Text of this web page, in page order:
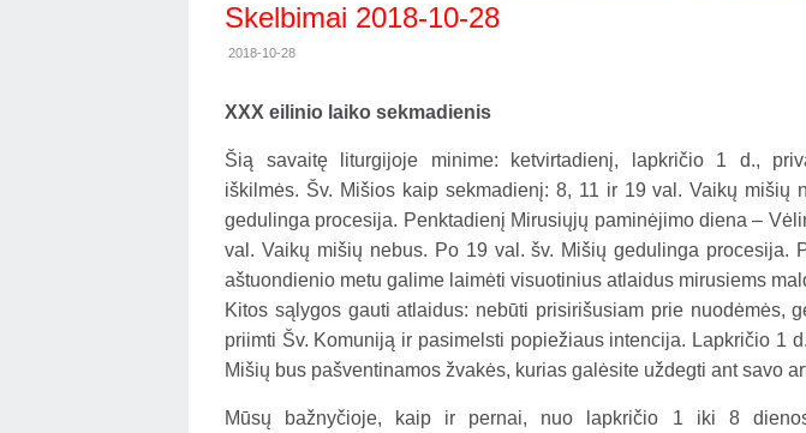
Skelbimai 2018-10-28
2018-10-28
XXX eilinio laiko sekmadienis
Šią savaitę liturgijoje minime: ketvirtadienį, lapkričio 1 d.,
iškilmės. Šv. Mišios kaip sekmadienį: 8, 11 ir 19 val. Vaikų mišių
gedulinga procesija. Penktadienį Mirusiųjų paminėjimo diena –
val. Vaikų mišių nebus. Po 19 val. šv. Mišių gedulinga procesija.
aštuondienio metu galime laimėti visuotinius atlaidus mirusiems
Kitos sąlygos gauti atlaidus: nebūti prisirišusiam prie nuodėmės,
priimti Šv. Komuniją ir pasimelsti popiežiaus intencija. Lapkričio 1
Mišių bus pašventinamos žvakės, kurias galėsite uždegti ant savo
Mūsų bažnyčioje, kaip ir pernai, nuo lapkričio 1 iki 8